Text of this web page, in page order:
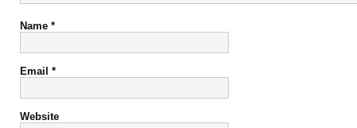
Name *
Email *
Website